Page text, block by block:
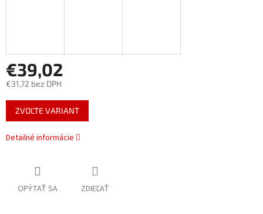
€39,02
€31,72 bez DPH
Jednotková
cena:
ZVOĽTE VARIANT
Detailné informácie
OPÝTAŤ SA ZDIEĽAŤ